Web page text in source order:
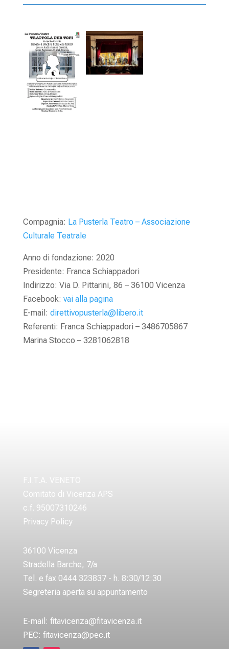
Compagnia: La Pusterla Teatro – Associazione
Culturale Teatrale
Anno di fondazione: 2020
Presidente: Franca Schiappadori
Indirizzo: Via D. Pittarini, 86 – 36100 Vicenza
Facebook: vai alla pagina
E-mail: direttivopusterla@libero.it
Referenti: Franca Schiappadori – 3486705867
Marina Stocco – 3281062818
F.I.T.A. VENETO
Comitato di Vicenza APS
c.f. 95007310246
Privacy Policy
36100 Vicenza
Stradella Barche, 7/a
Tel. e fax 0444 323837 - h. 8:30/12:30
Segreteria aperta su appuntamento
E-mail: fitavicenza@fitavicenza.it
PEC: fitavicenza@pec.it